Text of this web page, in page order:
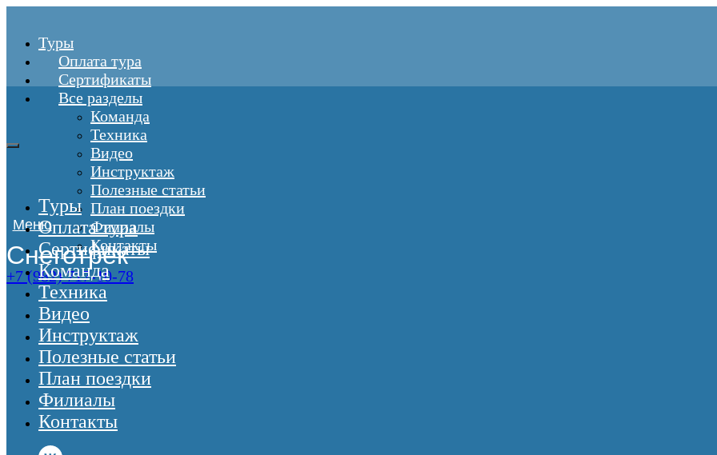
Туры
Оплата тура
Сертификаты
Все разделы
Команда
Техника
Видео
Инструктаж
Полезные статьи
План поездки
Филиалы
Контакты
+7 (982) 717-10-78
Меню
Снеготрек
Туры
Оплата тура
Сертификаты
Команда
Техника
Видео
Инструктаж
Полезные статьи
План поездки
Филиалы
Контакты